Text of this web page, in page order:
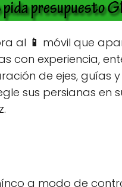
al 📱 móvil que
con experiencia,
de ejes, guías y
sus persianas en
a modo de